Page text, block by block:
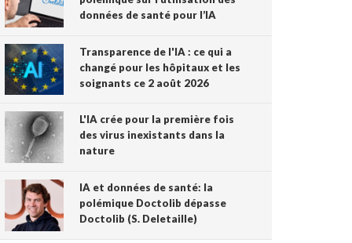
check-up médicaux arrive
24 juillet 2026 - 09:14
France: le Parlement interdit les réseaux
sociaux aux moins de 15 ans, première en
Europe
L'Ares finance un projet d'IA pour renforcer le
diagnostic de la malaria en RDC
17 juillet 2026 - 14:55
Une box connectée belge pour simplifier le
travail des soignants
15 juillet 2026 - 11:24
données de santé pour l’IA
Transparence de l'IA : ce qui a
changé pour les hôpitaux et les
soignants ce 2 août 2026
L'IA crée pour la première fois
des virus inexistants dans la
nature
IA et données de santé: la
polémique Doctolib dépasse
Doctolib (S. Deletaille)